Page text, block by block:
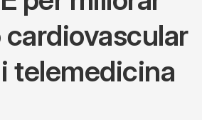
cardiovascular
telemedicina